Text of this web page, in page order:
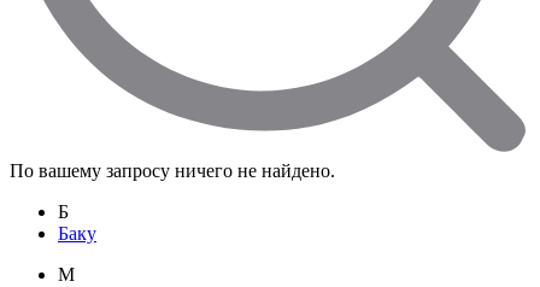
По вашему запросу ничего не найдено.
Б
Баку
M